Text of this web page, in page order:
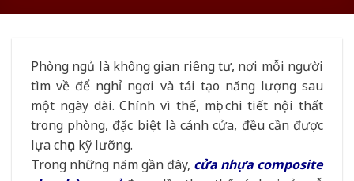
Phòng ngủ là không gian riêng tư, nơi mỗi người
tìm về để nghỉ ngơi và tái tạo năng lượng sau
một ngày dài. Chính vì thế, mọi chi tiết nội thất
trong phòng, đặc biệt là cánh cửa, đều cần được
lựa chọn kỹ lưỡng.
Trong những năm gần đây, cửa nhựa composite